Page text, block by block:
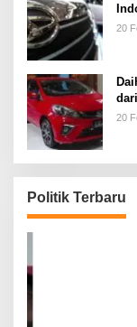
20
20
Politik Terbaru